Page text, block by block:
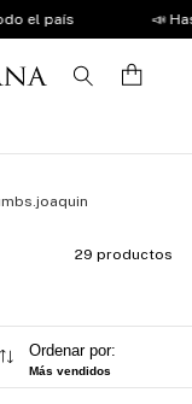
país 📣 Hasta
29 productos
Ordenar por:
Más vendidos